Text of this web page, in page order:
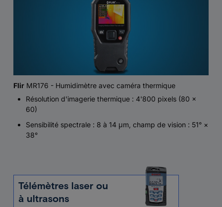
Flir MR176 - Humidimètre avec caméra thermique
Résolution d'imagerie thermique : 4'800 pixels (80 ×
60)
Sensibilité spectrale : 8 à 14 μm, champ de vision : 51° ×
38°